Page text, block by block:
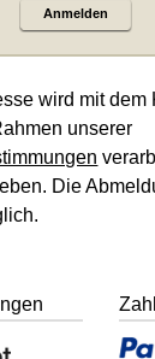
Anmelden
wird mit dem
unserer
Die